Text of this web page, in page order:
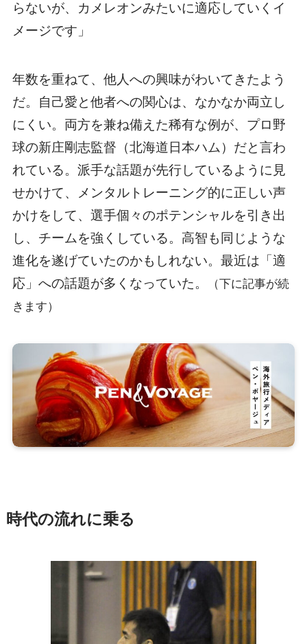
らないが、カメレオンみたいに適応していくイ
メージです」
年数を重ねて、他人への興味がわいてきたよう
だ。自己愛と他者への関心は、なかなか両立し
にくい。両方を兼ね備えた稀有な例が、プロ野
球の新庄剛志監督（北海道日本ハム）だと言わ
れている。派手な話題が先行しているように見
せかけて、メンタルトレーニング的に正しい声
かけをして、選手個々のポテンシャルを引き出
し、チームを強くしている。高智も同じような
進化を遂げていたのかもしれない。最近は「適
応」への話題が多くなっていた。
（下に記事が続
きます）
時代の流れに乗る